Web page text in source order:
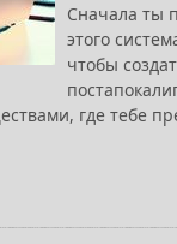
Сначала ты
этого
чтобы
где тебе